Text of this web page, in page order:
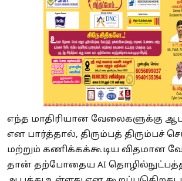
எந்த மாதிரியான வேலைகளுக்கு
என பார்த்தால், திரும்பத் திரும்பச்
மற்றும் கணிக்கக்கூடிய விதமான
தான் தற்போதைய AI